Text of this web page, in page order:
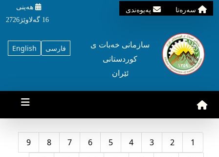
سه‌ره‌تا په‌یوه‌ندی
هه‌ینی
16 گه‌لاوێژ2726
English فارسی
سازمانی خه‌بات ی
کوردستانی
ئێران
1
2
3
4
5
6
7
8
9